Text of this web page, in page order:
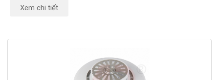
Xem chi tiết